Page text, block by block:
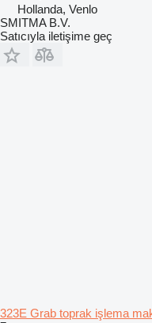
Hollanda, Venlo
SMITMA B.V.
Satıcıyla iletişime geç
323E Grab toprak işlema